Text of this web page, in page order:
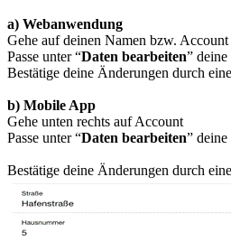
a) Webanwendung
Gehe auf deinen Namen bzw. Account
Passe unter “Daten bearbeiten” deine
Bestätige deine Änderungen durch
b) Mobile App
Gehe unten rechts auf Account
Passe unter “Daten bearbeiten” deine
Bestätige deine Änderungen durch